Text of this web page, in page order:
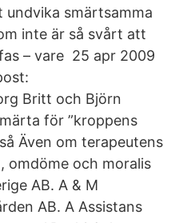
smärtsamma
inte är så svårt att
– vare 25 apr 2009
Britt och Björn
för ”kroppens
Även om terapeutens
omdöme och moralis
AB. A & M
AB. A Assistans